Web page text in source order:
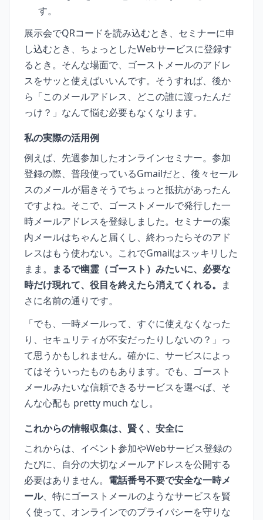
す。
展示会でQRコードを読み込むとき、セミナーに申
し込むとき、ちょっとしたWebサービスに登録す
るとき。そんな場面で、ゴーストメールのアドレ
スをサッと使えばいいんです。そうすれば、後か
ら「このメールアドレス、どこの誰に渡ったんだ
っけ？」なんて悩む必要もなくなります。
私の実際の活用例
例えば、先週参加したオンラインセミナー。参加
登録の際、普段使っているGmailだと、後々セール
スのメールが届きそうでちょっと抵抗があったん
ですよね。そこで、ゴーストメールで発行した一
時メールアドレスを登録しました。セミナーの案
内メールはちゃんと届くし、終わったらそのアド
レスはもう使わない。これでGmailはスッキリした
まま。
まるで幽霊（ゴースト）みたいに、必要な
時だけ現れて、役目を終えたら消えてくれる。 ま
さに名前の通りです。
「でも、一時メールって、すぐに使えなくなった
り、セキュリティが不安だったりしないの？」っ
て思うかもしれません。確かに、サービスによっ
てはそういったものもあります。でも、ゴースト
メールみたいな信頼できるサービスを選べば、そ
んな心配も pretty much なし。
これからの情報収集は、賢く、安全に
これからは、イベント参加やWebサービス登録の
たびに、自分の大切なメールアドレスを公開する
必要はありません。 電話番号不要で安全な一時メ
ール、特にゴーストメールのようなサービスを賢
く使って、オンラインでのプライバシーを守りな